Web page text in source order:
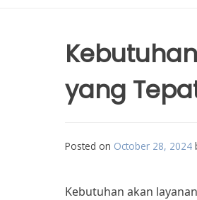
yang
Posted on October 28, 2024
Kebutuhan akan